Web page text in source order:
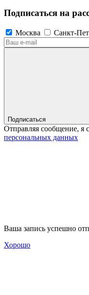
Подписаться на
Москва Санкт-
Подписаться
Отправляя сообщение, я
персональных данных
Ваша запись успешно
Хорошо